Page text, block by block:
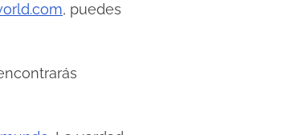
, puedes